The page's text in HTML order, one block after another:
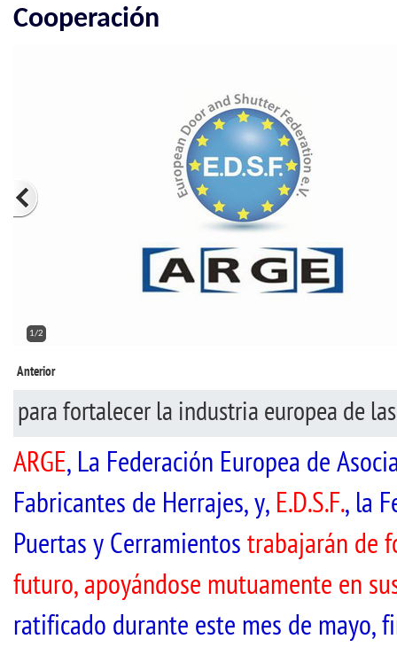
Cooperación
1/2
Anterior
para fortalecer la industria europea de
ARGE, La Federación Europea de
Fabricantes de Herrajes, y, E.D.S.F., la
Puertas y Cerramientostrabajarán de
futuro, apoyándose mutuamente en
ratificado durante este mes de mayo,